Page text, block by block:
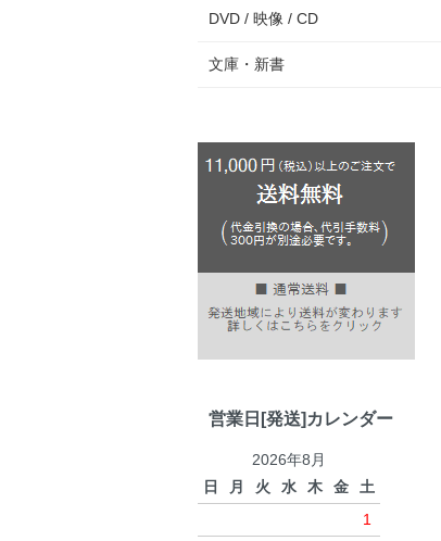
DVD / 映像 / CD
文庫・新書
営業日[発送]カレンダー
2026年8月
日
月 火 水 木 金
土
1